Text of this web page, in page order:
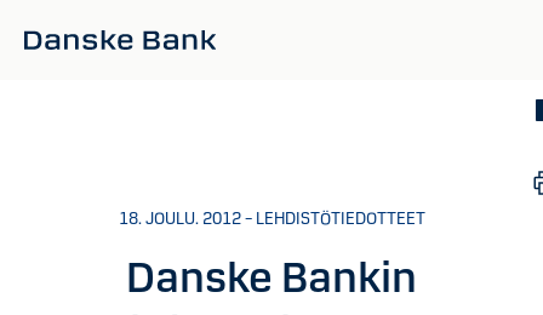
18. JOULU. 2012 – LEHDISTÖTIEDOTTEET
Danske Bankin